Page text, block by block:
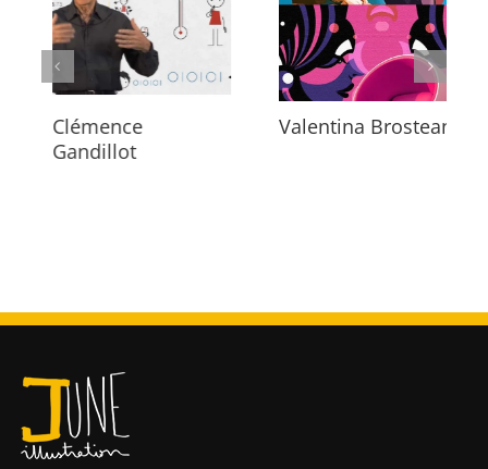
Clémence
Gandillot
Valentina Brostean